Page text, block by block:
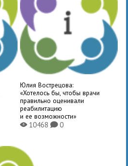
Юлия Вострецова:
«Хотелось бы, чтобы врачи
правильно оценивали
реабилитацию
и ее возможности»
X10468 K0